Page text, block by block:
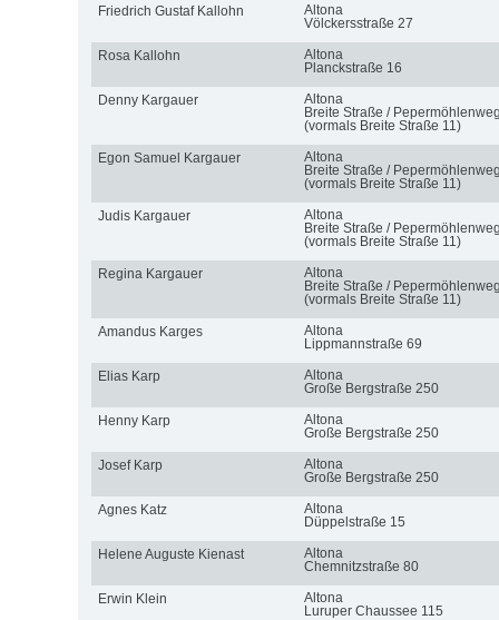
Friedrich Gustaf Kallohn
Altona
Völckersstraße 27
Rosa Kallohn
Altona
Planckstraße 16
Denny Kargauer
Altona
Breite Straße /
(vormals Breite Straße 11)
Egon Samuel Kargauer
Altona
Breite Straße /
(vormals Breite Straße 11)
Judis Kargauer
Altona
Breite Straße /
(vormals Breite Straße 11)
Regina Kargauer
Altona
Breite Straße /
(vormals Breite Straße 11)
Amandus Karges
Altona
Lippmannstraße 69
Elias Karp
Altona
Große Bergstraße 250
Henny Karp
Altona
Große Bergstraße 250
Josef Karp
Altona
Große Bergstraße 250
Agnes Katz
Altona
Düppelstraße 15
Helene Auguste Kienast
Altona
Chemnitzstraße 80
Erwin Klein
Altona
Luruper Chaussee 115